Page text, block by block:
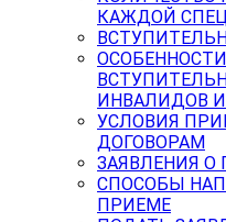
КАЖДОЙ
ИНВАЛИДОВ
УСЛОВИЯ
ДОГОВОРАМ
ЗАЯВЛЕНИЯ О
СПОСОБЫ
ПРИЕМЕ